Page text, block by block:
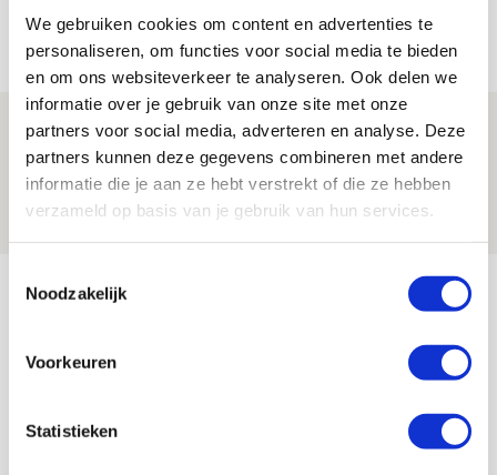
We gebruiken cookies om content en advertenties te
personaliseren, om functies voor social media te bieden
en om ons websiteverkeer te analyseren. Ook delen we
informatie over je gebruik van onze site met onze
partners voor social media, adverteren en analyse. Deze
partners kunnen deze gegevens combineren met andere
informatie die je aan ze hebt verstrekt of die ze hebben
verzameld op basis van je gebruik van hun services.
Noodzakelijk
Voorkeuren
Statistieken
06 AUGUSTUS 2026 - 23:43
NIEUWS
Ajax zet Shelbourne eenvoudig opzij en
reist met vertrouwen naar Dublin
06 AUGUSTUS 2026 - 21:52